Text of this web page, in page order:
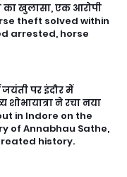
का खुलासा, एक आरोपी
theft solved within
arrested, horse
पर इंदौर में
ने रचा नया
in Indore on the
of Annabhau Sathe,
history.